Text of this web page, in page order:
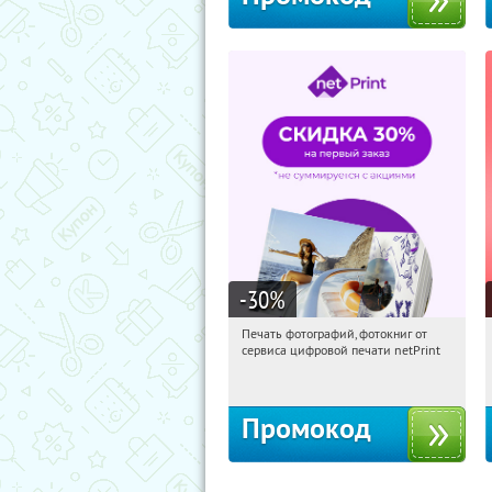
-30%
22:22:54 Получили:
Печать фотографий, фотокниг от
сервиса цифровой печати netPrint
Промокод